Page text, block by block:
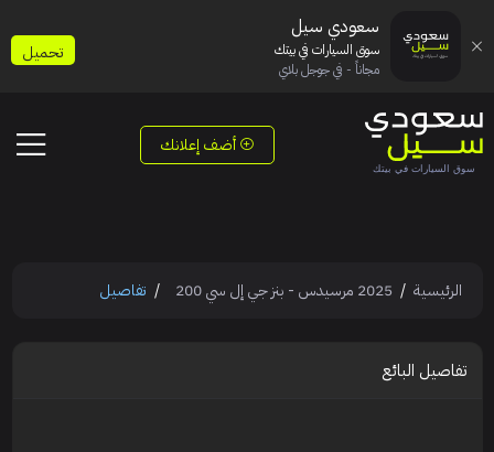
أضف إعلانك
الرئيسية 2025 مرسيدس - بنز جي إل سي 200 تفاصيل
تفاصيل البائع
سعودي سيل
سوق السيارات في بيتك
مجاناً - في جوجل بلاي
تحميل